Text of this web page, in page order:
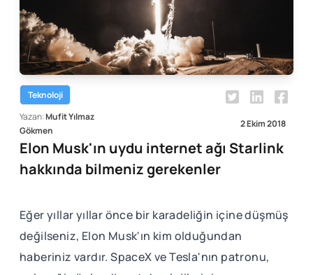
Teknoloji
Yazan:Mufit Yılmaz
Gökmen
2 Ekim 2018
Elon Musk'ın uydu internet ağı Starlink
hakkında bilmeniz gerekenler
Eğer yıllar yıllar önce bir karadeliğin içine düşmüş
değilseniz, Elon Musk'ın kim olduğundan
haberiniz vardır. SpaceX ve Tesla'nın patronu,